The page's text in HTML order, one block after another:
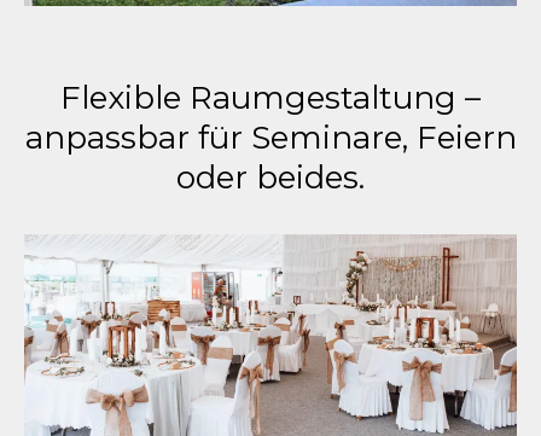
Flexible Raumgestaltung –
anpassbar für Seminare, Feiern
oder beides.